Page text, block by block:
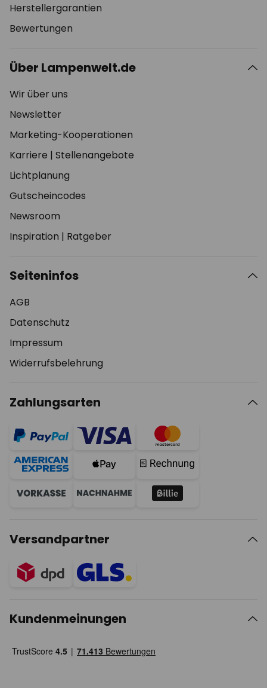
Herstellergarantien
Bewertungen
Über Lampenwelt.de
Wir über uns
Newsletter
Marketing-Kooperationen
Karriere | Stellenangebote
Lichtplanung
Gutscheincodes
Newsroom
Inspiration | Ratgeber
Seiteninfos
AGB
Datenschutz
Impressum
Widerrufsbelehrung
Zahlungsarten
Versandpartner
Kundenmeinungen